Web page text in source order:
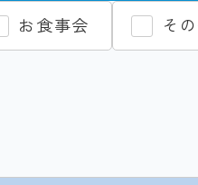
お食事会 そ